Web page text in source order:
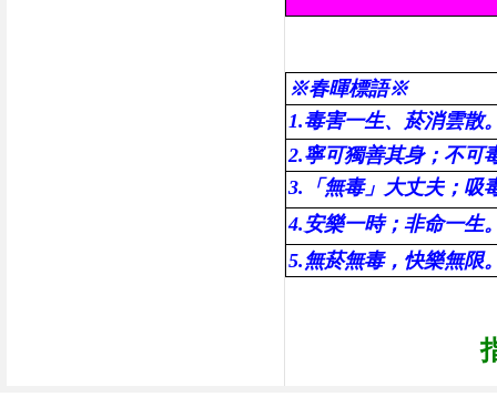
※春暉標語※
1.毒害一生、菸消雲散
2.寧可獨善其身；不可
3.「無毒」大丈夫；吸
4.安樂一時；非命一生
5.無菸無毒，快樂無限